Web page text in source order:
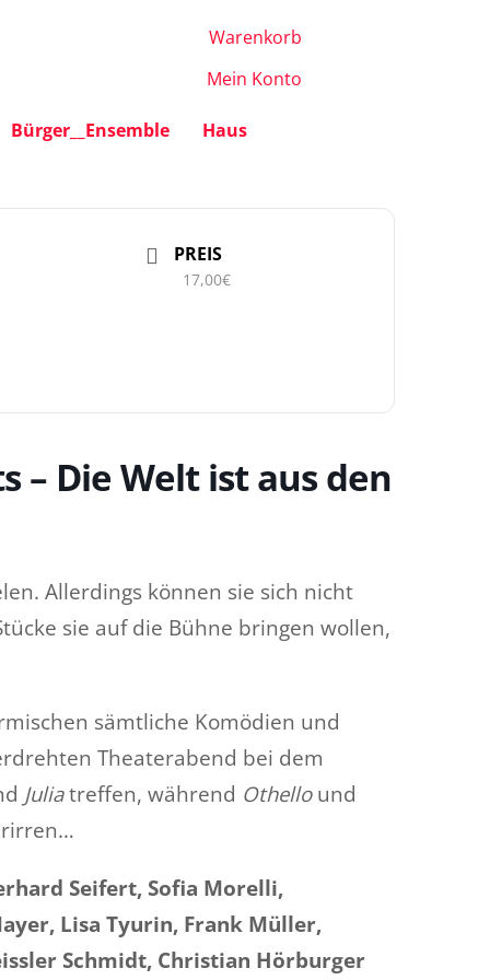
Warenkorb
Mein Konto
Bürger__Ensemble Haus
PREIS
17,00€
– Die Welt ist aus den
Allerdings können sie sich nicht
sie auf die Bühne bringen wollen,
sämtliche Komödien und
Theaterabend bei dem
Juliatreffen, während Othellound
Seifert, Sofia Morelli,
Lisa Tyurin, Frank Müller,
Schmidt, Christian Hörburger